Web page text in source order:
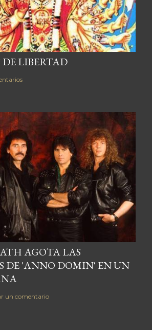
DE LIBERTAD
AGOTA LAS
DE 'ANNO DOMIN' EN UN
un comentario